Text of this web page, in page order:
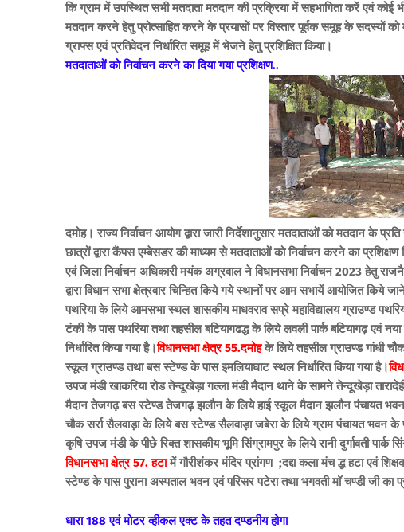
कि ग्राम में उपस्थित सभी मतदाता मतदान की प्रक्रिया में सहभागिता करें एवं
मतदान करने हेतु प्रोत्साहित करने के प्रयासों पर विस्तार पूर्वक समूह के सदस्यों
ग्राफ्स एवं प्रतिवेदन निर्धारित समूह में भेजने हेतु प्रशिक्षित किया।
मतदाताओं को निर्वाचन करने का दिया गया प्रशिक्षण..
दमोह। राज्य निर्वाचन आयोग द्वारा जारी निर्देशानुसार मतदाताओं को मतदान
छात्रों द्वारा कैंपस एम्बेसडर की माध्यम से मतदाताओं को निर्वाचन करने का प्रशिक्षण
एवं जिला निर्वाचन अधिकारी मयंक अग्रवाल ने विधानसभा निर्वाचन 2023 हेतु
द्वारा विधान सभा क्षेत्रवार चिन्हित किये गये स्थानों पर आम सभायें आयोजित किये
पथरिया के लिये आमसभा स्थल शासकीय माधवराव सप्रे महाविद्यालय ग्राउण्ड
टंकी के पास पथरिया तथा तहसील बटियागढद्ध के लिये लवली पार्क बटियागढ़ एवं
निर्धारित किया गया है।विधानसभा क्षेत्र 55.दमोहके लिये तहसील ग्राउण्ड गांधी चौक
स्कूल ग्राउण्ड तथा बस स्टेण्ड के पास इमलियाघाट स्थल निर्धारित किया गया है।
उपज मंडी खाकरिया रोड तेन्दूखेड़ा गल्ला मंडी मैदान थाने के सामने तेन्दूखेड़ा
मैदान तेजगढ़ बस स्टेण्ड तेजगढ़ झलौन के लिये हाई स्कूल मैदान झलौन पंचायत भवन
चौक सर्रा सैलवाड़ा के लिये बस स्टेण्ड सैलवाड़ा जबेरा के लिये ग्राम पंचायत भवन
कृषि उपज मंडी के पीछे रिक्त शासकीय भूमि सिंग्रामपुर के लिये रानी दुर्गावती पार्क
विधानसभा क्षेत्र 57. हटामें गौरीशंकर मंदिर प्रांगण ;दद्दा कला मंच द्ध हटा एवं
स्टेण्ड के पास पुराना अस्पताल भवन एवं परिसर पटेरा तथा भगवती मॉ चण्डी जी का
धारा 188 एवं मोटर व्हीकल एक्ट के तहत दण्डनीय होगा